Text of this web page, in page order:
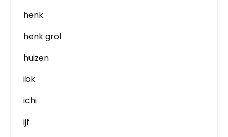
henk
henk grol
huizen
ibk
ichi
ijf